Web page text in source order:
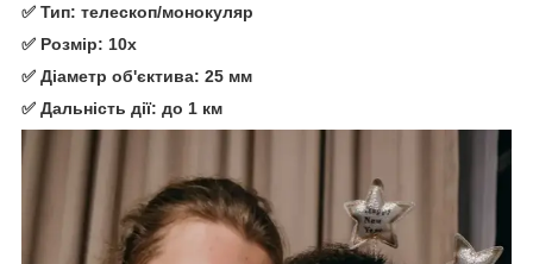
✅ Тип: телескоп/монокуляр
✅ Розмір: 10x
✅ Діаметр об'єктива: 25 мм
✅ Дальність дії: до 1 км